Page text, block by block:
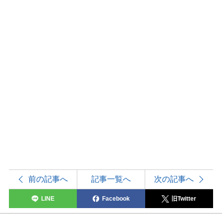
前の記事へ 記事一覧へ 次の記事へ
LINE Facebook 旧Twitter